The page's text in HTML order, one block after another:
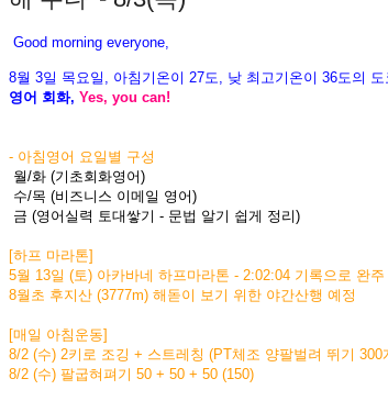
Good morning everyone,
8월 3일 목 요 일, 아침기온이 27도 , 낮 최고기온이 36도의
영어 회화, Yes, you can!
- 아침영어 요일별 구성
월/화 (기초회화영어)
수/목 (비즈니스 이메일 영어)
금 (영어실력 토대쌓기 - 문법 알기 쉽게 정리)
[하프 마라톤]
5월 13일 (토) 아카바네 하프마라톤 - 2:02:04 기록으로 완주
8월초 후지산 (3777m) 해돋이 보기 위한 야간산행 예정
[매일 아침운동]
8/2 (수) 2키로 조깅 + 스트레칭 (PT체조 양팔벌려 뛰기 300
8/2 (수) 팔굽혀펴기 50 + 50 + 50 (150)